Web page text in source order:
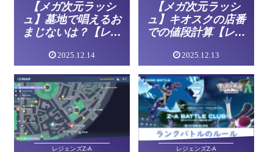
【メガ次元ラッシ
ュ】墓地で唱えるお
まじないは？【レジ
2025.12.14
【メガ次元ラッシ
ュ】キオスクの店番
での値段計算【レジ
2025.12.13
レジェンズZ-A レジェンズZ-A